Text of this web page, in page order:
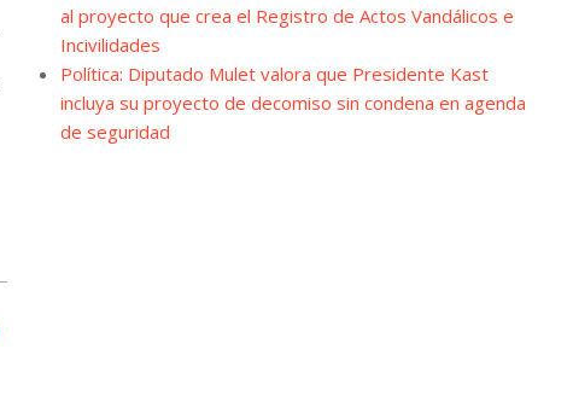
al proyecto que crea el Registro de Actos Vandálicos e
Incivilidades
Política: Diputado Mulet valora que Presidente Kast
incluya su proyecto de decomiso sin condena en agenda
de seguridad